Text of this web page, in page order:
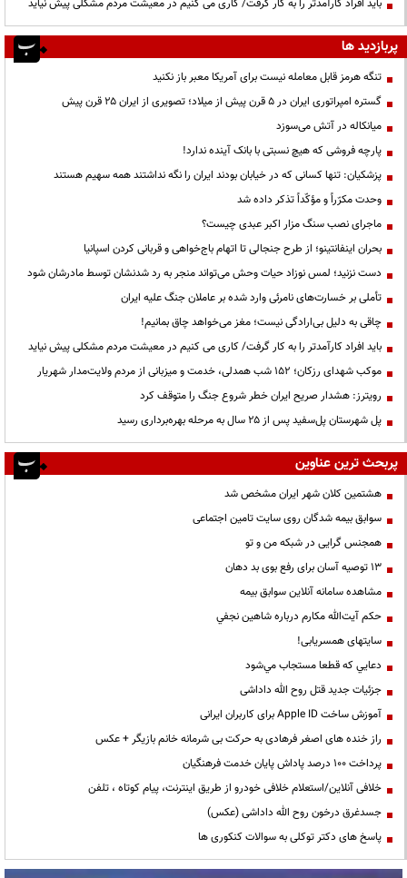
باید افراد کارآمدتر را به کار گرفت/ کاری می کنیم در معیشت مردم مشکلی پیش نیاید
پربازدید ها
تنگه هرمز قابل معامله نیست برای آمریکا معبر باز نکنید
گستره امپراتوری ایران در ۵ قرن پیش از میلاد؛ تصویری از ایران ۲۵ قرن پیش
میانکاله در آتش می‌سوزد
پارچه فروشی که هیچ نسبتی با بانک آینده ندارد!
پزشکیان: تنها کسانی که در خیابان بودند ایران را نگه نداشتند همه سهیم هستند
وحدت مکرّراً و مؤکّداً تذکر داده شد
ماجرای نصب سنگ مزار اکبر عبدی چیست؟
بحران اینفانتینو؛ از طرح جنجالی تا اتهام باج‌خواهی و قربانی کردن اسپانیا
دست نزنید؛ لمس نوزاد حیات وحش می‌تواند منجر به رد شدنشان توسط مادرشان شود
تأملی بر خسارت‌های نامرئی وارد شده بر عاملان جنگ علیه ایران
چاقی به دلیل بی‌ارادگی نیست؛ مغز می‌خواهد چاق بمانیم!
باید افراد کارآمدتر را به کار گرفت/ کاری می کنیم در معیشت مردم مشکلی پیش نیاید
موکب شهدای رزکان؛ ۱۵۲ شب همدلی، خدمت و میزبانی از مردم ولایت‌مدار شهریار
رویترز: هشدار صریح ایران خطر شروع جنگ را متوقف کرد
پل شهرستان پل‌سفید پس از ۲۵ سال به مرحله بهره‌برداری رسید
پربحث ترین عناوین
هشتمین کلان شهر ایران مشخص شد
سوابق بیمه شدگان روی سایت تامین اجتماعی
همجنس گرایی در شبکه من و تو
13 توصیه آسان برای رفع بوی بد دهان
مشاهده سامانه آنلاين سوابق بیمه
حكم آيت‌الله مكارم درباره شاهين نجفي
سایتهای همسریابی!
دعايي كه قطعا مستجاب مي‌شود
جزئیات جدید قتل روح الله داداشی
آموزش ساخت Apple ID برای کاربران ایرانی
راز خنده های اصغر فرهادی به حرکت بی شرمانه خانم بازیگر + عکس
پرداخت ۱۰۰ درصد پاداش پایان خدمت فرهنگیان
خلافی آنلاین/استعلام خلافی خودرو از طریق اینترنت، پیام کوتاه ، تلفن
جسدغرق درخون روح الله داداشی (عکس)
پاسخ های دکتر توکلی به سوالات کنکوری ها